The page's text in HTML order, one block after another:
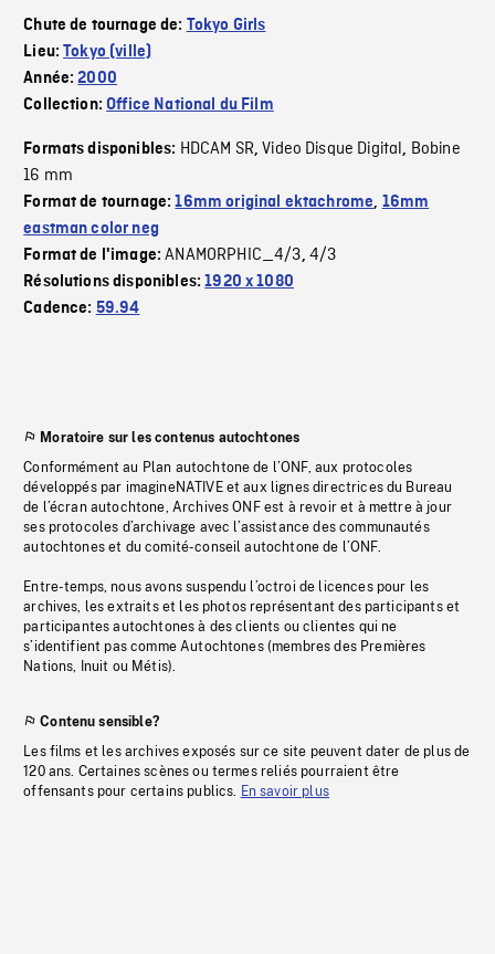
Chute de tournage de: Tokyo Girls
Lieu:Tokyo (ville)
Année:2000
Collection:Office National du Film
Formats disponibles: HDCAM SR,Video Disque Digital, Bobine
16 mm
Format de tournage:16mm original ektachrome, 16mm
eastman color neg
Format de l'image:ANAMORPHIC_4/3, 4/3
Résolutions disponibles:1920 x 1080
Cadence: 59.94
Moratoire sur les contenus autochtones
Conformément au Plan autochtone de l’ONF, aux protocoles
développés par imagineNATIVE et aux lignes directrices du Bureau
de l’écran autochtone, Archives ONF est à revoir et à mettre à jour
ses protocoles d’archivage avec l’assistance des communautés
autochtones et du comité-conseil autochtone de l’ONF.
Entre-temps, nous avons suspendu l’octroi de licences pour les
archives, les extraits et les photos représentant des participants et
participantes autochtones à des clients ou clientes qui ne
s’identifient pas comme Autochtones (membres des Premières
Nations, Inuit ou Métis).
Contenu sensible?
Les films et les archives exposés sur ce site peuvent dater de plus de
120 ans. Certaines scènes ou termes reliés pourraient être
offensants pour certains publics. En savoir plus